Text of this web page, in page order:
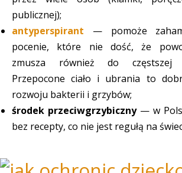
publicznej);
antyperspirant — pomoże
pocenie, które nie dość, że
zmusza również do częstszej
Przepocone ciało i ubrania to
rozwoju bakterii i grzybów;
środek przeciwgrzybiczny— w
bez recepty, co nie jest regułą na